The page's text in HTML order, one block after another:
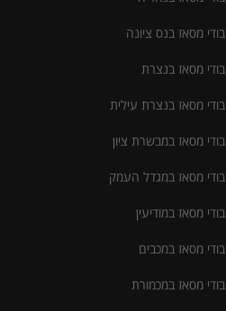
בודי מסאז בנס ציונה
בודי מסאז בנצרת
בודי מסאז בנצרת עילית
בודי מסאז במבשרת ציון
בודי מסאז במגדל העמק
בודי מסאז במודיעין
בודי מסאז במכבים
בודי מסאז במכמורת